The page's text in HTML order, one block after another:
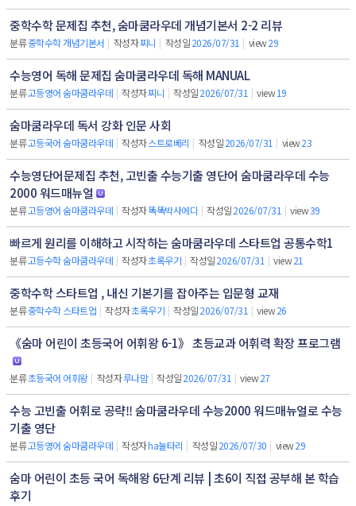
중학수학 문제집 추천, 숨마쿰라우데 개념기본서 2-2 리뷰
분류중학수학 개념기본서 | 작성자찌니 | 작성일2026/07/31 | view29
수능영어 독해 문제집 숨마쿰라우데 독해 MANUAL
분류고등영어 숨마쿰라우데 | 작성자찌니 | 작성일2026/07/31 | view19
숨마쿰라우데 독서 강화 인문 사회
분류고등국어 숨마쿰라우데 | 작성자스트로베리 | 작성일2026/07/31 | view23
수능영단어문제집 추천, 고빈출 수능기출 영단어 숨마쿰라우데 수능
2000 워드매뉴얼
분류고등영어 숨마쿰라우데 | 작성자똑똑박사에디 | 작성일2026/07/31 | view39
빠르게 원리를 이해하고 시작하는 숨마쿰라우데 스타트업 공통수학1
분류고등수학 숨마쿰라우데 | 작성자초록우기 | 작성일2026/07/31 | view21
중학수학 스타트업 , 내신 기본기를 잡아주는 입문형 교재
분류중학수학 스타트업 | 작성자초록우기 | 작성일2026/07/31 | view26
《숨마 어린이 초등국어 어휘왕 6-1》 초등교과 어휘력 확장 프로그램
분류초등국어 어휘왕 | 작성자루나맘 | 작성일2026/07/31 | view27
수능 고빈출 어휘로 공략!! 숨마쿰라우데 수능2000 워드매뉴얼로 수능
기출 영단
분류고등영어 숨마쿰라우데 | 작성자ha눌타리 | 작성일2026/07/30 | view29
숨마 어린이 초등 국어 독해왕 6단계 리뷰 | 초6이 직접 공부해 본 학습
후기